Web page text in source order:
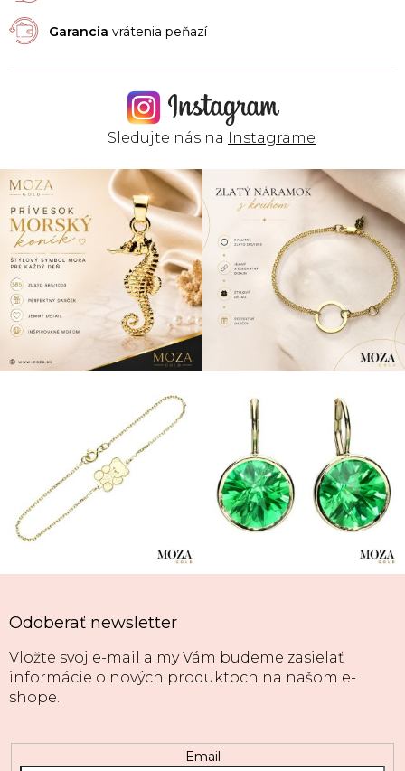
Garancia vrátenia peňazí
Sledujte nás na Instagrame
Odoberať newsletter
Vložte svoj e-mail a my Vám budeme zasielať
informácie o nových produktoch na našom e-
shope.
Email